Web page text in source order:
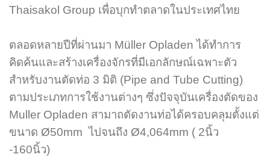
Thaisakol Group เพื่อบุกทำตลาดในประเทศไทย
ตลอดหลายปีที่ผ่านมา Müller Opladen ได้ทำการ
คิดค้นและสร้างเครื่องจักรที่มีเอกลักษณ์เฉพาะตัว
สำหรับงานตัดท่อ 3 มิติ (Pipe and Tube Cutting)
ตามประเภทการใช้งานต่างๆ ซึ่งปัจจุบันเครื่องตัดของ
Muller Opladen สามาถตัดงานท่อได้ครอบคลุมตั้งแต่
ขนาด Ø50mm ไปจนถึง Ø4,064mm ( 2นิ้ว
-160นิ้ว)